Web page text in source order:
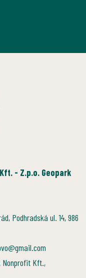
- Z.p.o. Geopark
Podhradská ul. 14, 986
Nonprofit Kft.,